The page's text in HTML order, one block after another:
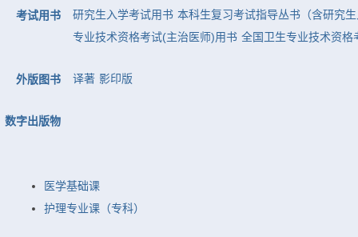
考试用书 研究生入学考试用书 本科生复习考试指导丛书（含研究
专业技术资格考试(主治医师)用书 全国卫生专业技术资格
外版图书 译著 影印版
数字出版物
医学基础课
护理专业课（专科）